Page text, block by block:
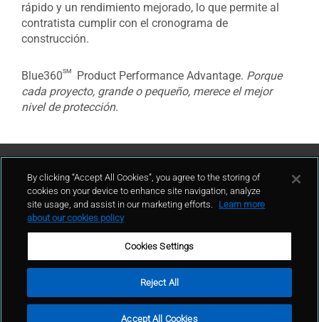
rápido y un rendimiento mejorado, lo que permite al
contratista cumplir con el cronograma de
construcción.
Blue360sm Product Performance Advantage. Porque
cada proyecto, grande o pequeño, merece el mejor
nivel de protección.
Contáctenos
Mapa del sitio
By clicking “Accept All Cookies”, you agree to the storing of
cookies on your device to enhance site navigation, analyze
site usage, and assist in our marketing efforts.
Learn more
about our cookies policy
Cookies Settings
Reject All
Accept All Cookies